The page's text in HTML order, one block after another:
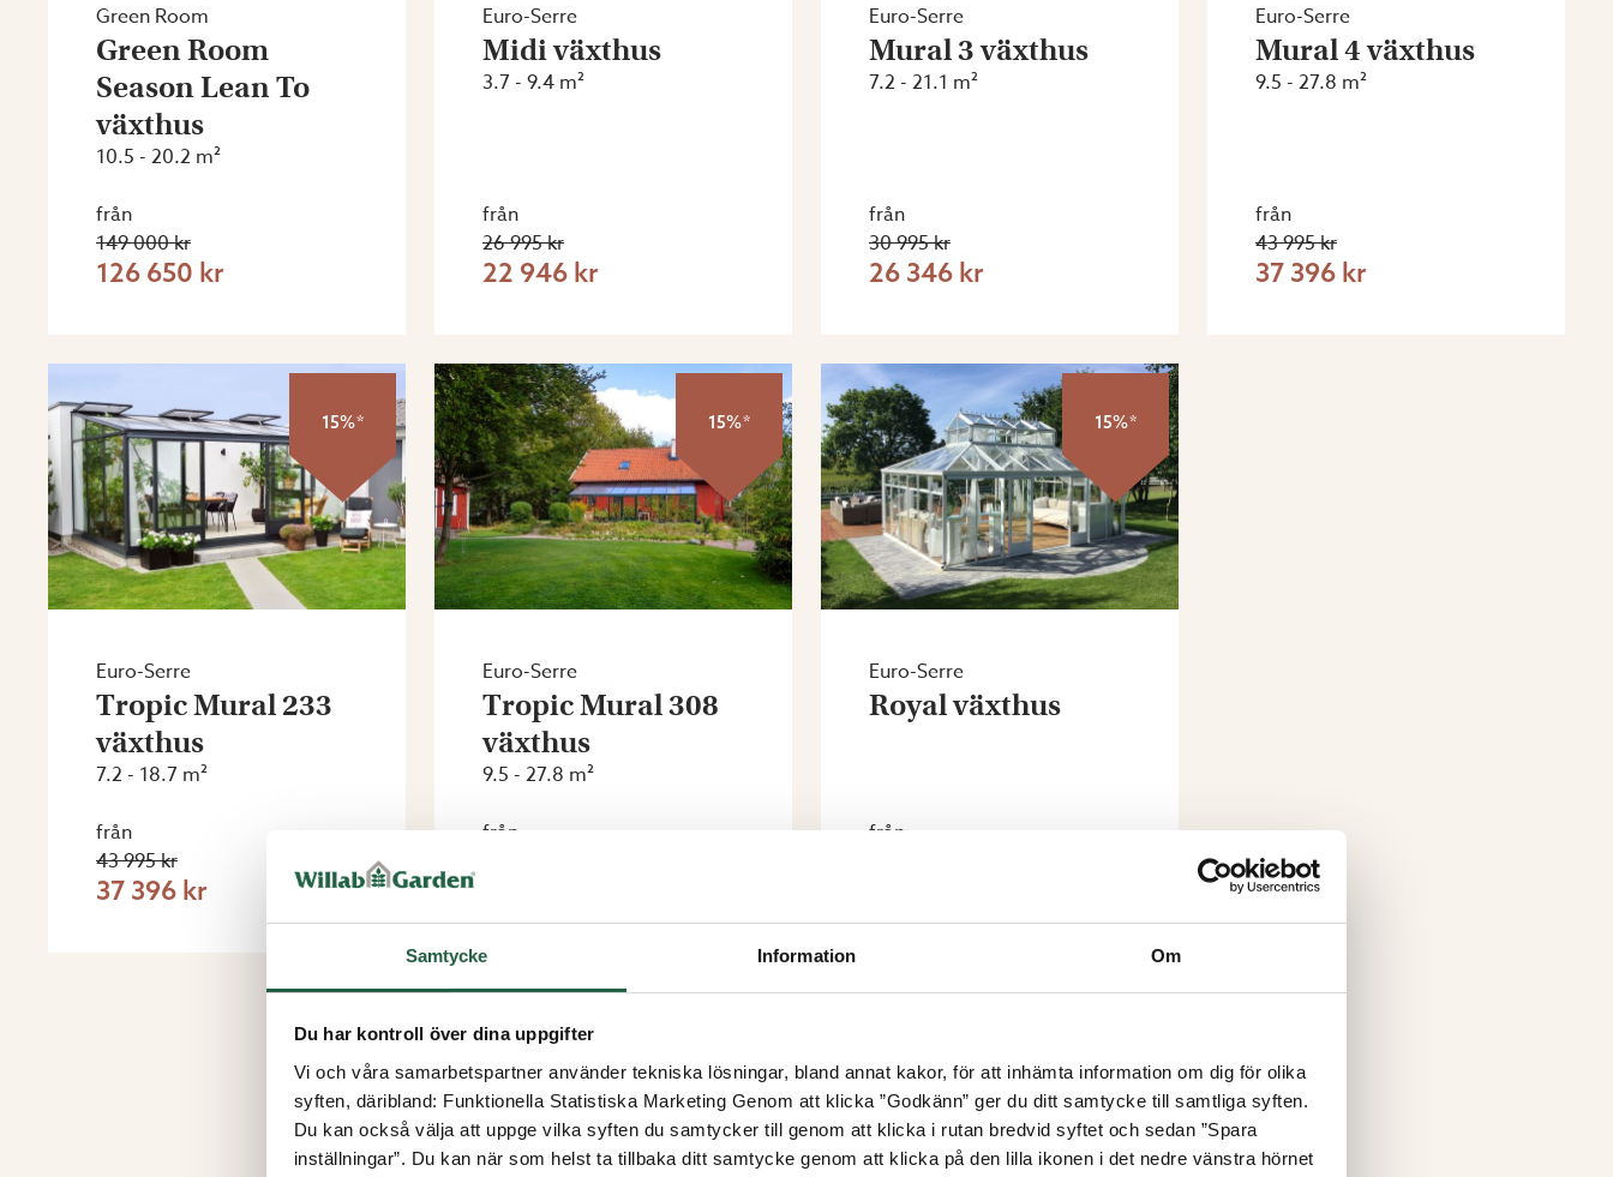
Samtycke Information Om
Du har kontroll över dina uppgifter
Vi och våra samarbetspartner använder tekniska lösningar, bland annat kakor, för att inhämta information om dig för olika
syften, däribland: Funktionella Statistiska Marketing Genom att klicka ”Godkänn” ger du ditt samtycke till samtliga syften.
Du kan också välja att uppge vilka syften du samtycker till genom att klicka i rutan bredvid syftet och sedan ”Spara
inställningar”. Du kan när som helst ta tillbaka ditt samtycke genom att klicka på den lilla ikonen i det nedre vänstra hörnet
Green Room
Green Room
Season Lean To
växthus
10.5 - 20.2 m²
från
149 000 kr
126 650 kr
Euro-Serre
Midi växthus
3.7 - 9.4 m²
från
26 995 kr
22 946 kr
Euro-Serre
Mural 3 växthus
7.2 - 21.1 m²
från
30 995 kr
26 346 kr
Euro-Serre
Mural 4 växthus
9.5 - 27.8 m²
från
43 995 kr
37 396 kr
15%*
Euro-Serre
Tropic Mural 233
växthus
7.2 - 18.7 m²
från
43 995 kr
37 396 kr
15%*
Euro-Serre
Tropic Mural 308
växthus
9.5 - 27.8 m²
från
15%*
Euro-Serre
Royal växthus
från